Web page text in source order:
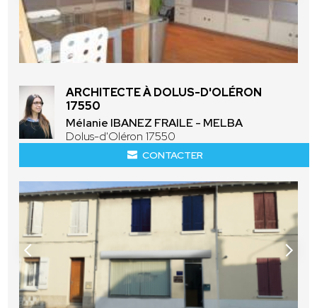
ARCHITECTE À DOLUS-D'OLÉRON
17550
Mélanie IBANEZ FRAILE - MELBA
Dolus-d'Oléron 17550
CONTACTER